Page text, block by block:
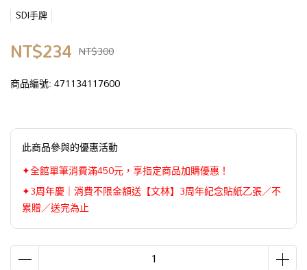
SDI手牌
NT$234 NT$300
商品編號:471134117600
此商品參與的優惠活動
✦全館單筆消費滿450元，享指定商品加購優惠！
✦3周年慶｜消費不限金額送【文林】3周年紀念貼紙乙張／不
累贈／送完為止